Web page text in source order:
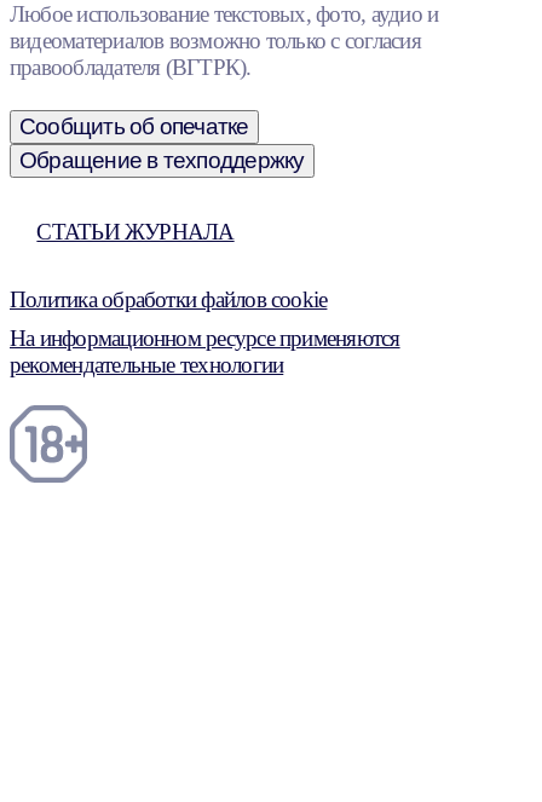
Любое использование текстовых, фото, аудио и
видеоматериалов возможно только с согласия
правообладателя (ВГТРК).
Сообщить об опечатке
Обращение в техподдержку
СТАТЬИ ЖУРНАЛА
Политика обработки файлов cookie
На информационном ресурсе применяются
рекомендательные технологии